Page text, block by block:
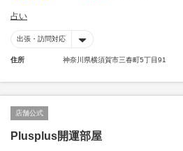
占い
出張・訪問対応
住所 神奈川県横須賀市三春町5丁目91
店舗公式
Plusplus開運部屋